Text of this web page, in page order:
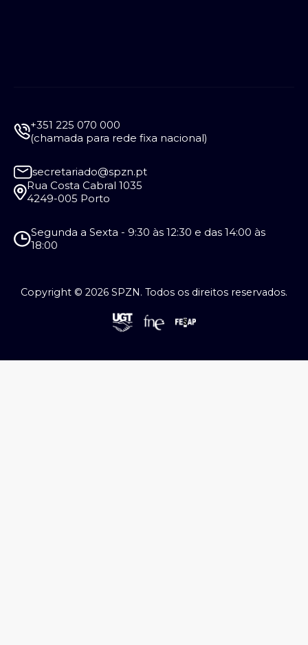
+351 225 070 000
(chamada para rede fixa nacional)
secretariado@spzn.pt
Rua Costa Cabral 1035
4249-005 Porto
Segunda a Sexta - 9:30 às 12:30 e das 14:00 às
18:00
Copyright © 2026 SPZN. Todos os direitos reservados.